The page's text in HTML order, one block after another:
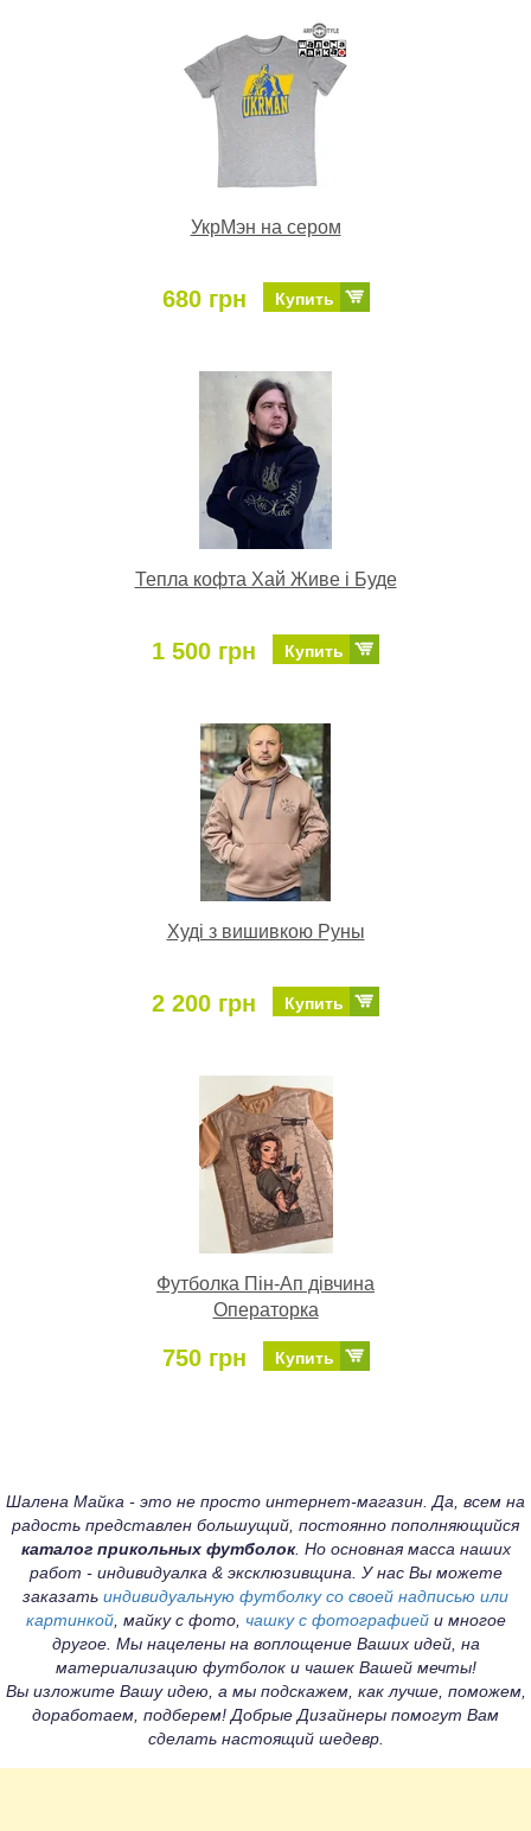
УкрМэн на сером
680 грн Купить
Тепла кофта Хай Живе і Буде
1 500 грн Купить
Худі з вишивкою Руны
2 200 грн Купить
Футболка Пін-Ап дівчина
Операторка
750 грн Купить
Шалена Майка - это не просто интернет-магазин. Да, всем на
радость представлен большущий, постоянно пополняющийся
каталог прикольных футболок. Но основная масса наших
работ - индивидуалка & эксклюзивщина. У нас Вы можете
заказать индивидуальную футболку со своей надписью или
картинкой, майку с фото, чашку с фотографиейи многое
другое. Мы нацелены на воплощение Ваших идей, на
материализацию футболок и чашек Вашей мечты!
Вы изложите Вашу идею, а мы подскажем, как лучше, поможем,
доработаем, подберем! Добрые Дизайнеры помогут Вам
сделать настоящий шедевр.